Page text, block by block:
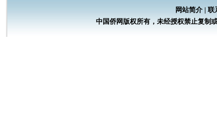
网站简介| 联
中国侨网版权所有，未经授权禁止复制